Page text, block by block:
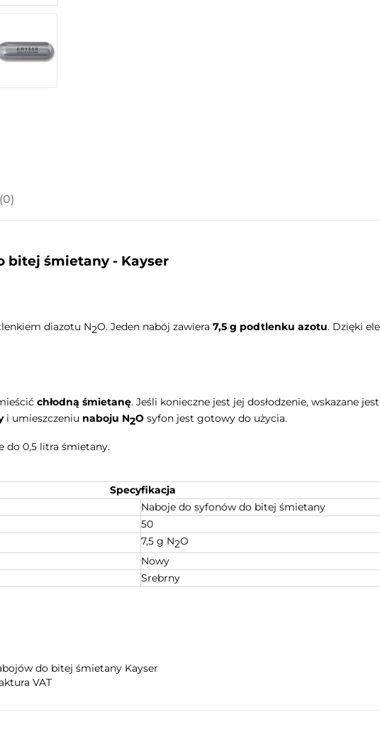
bitej śmietany - Kayser
diazotu N2O. Jeden nabój zawiera 7,5 g podtlenku azotu. Dzięki
chłodną śmietanę. Jeśli konieczne jest jej dosłodzenie, wskazane
i umieszczeniu naboju N2O syfon jest gotowy do użycia.
do 0,5 litra śmietany.
Specyfikacja
Naboje do syfonów do bitej śmietany
50
7,5 g N2O
Nowy
Srebrny
do bitej śmietany Kayser
VAT